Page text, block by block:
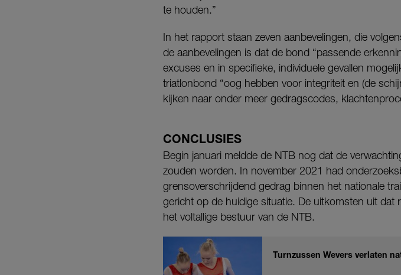
te houden.”
In het rapport staan zeven aanbevelingen, die
de aanbevelingen is dat de bond “passende
excuses en in specifieke, individuele gevallen
triatlonbond “oog hebben voor integriteit en (de
kijken naar onder meer gedragscodes,
CONCLUSIES
Begin januari meldde de NTB nog dat de
zouden worden. In november 2021 had
grensoverschrijdend gedrag binnen het nationale
gericht op de huidige situatie. De uitkomsten uit
het voltallige bestuur van de NTB.
Turnzussen Wevers verlaten